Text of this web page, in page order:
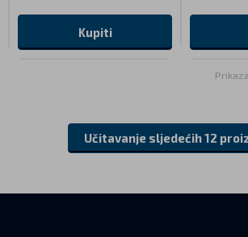
Kupiti
Učitavanje sljedećih 12